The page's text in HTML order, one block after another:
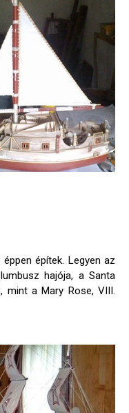
építek. Legyen az
hajója, a Santa
mint a Mary Rose, VIII.